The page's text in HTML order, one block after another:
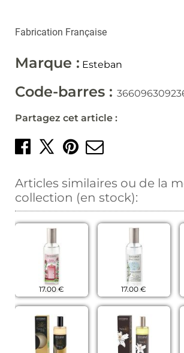
Fabrication Française
Marque : Esteban
Code-barres :
Partagez cet article :
Partager sur
Partager sur X
Créer un
Envoyer
Articles similaires ou de la
collection (en stock):
17.00 € 17.00 €